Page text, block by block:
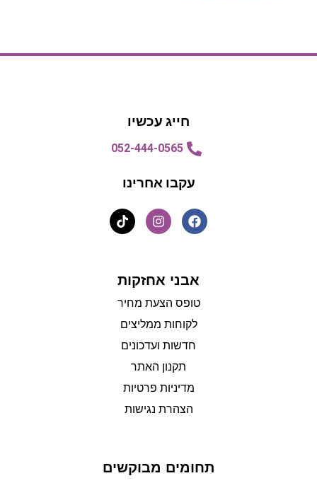
חייג עכשיו
052-444-0565
עקבו אחרינו
אבני אחזקות
טופס הצעת מחיר
לקוחות ממליצים
חדשות ועדכונים
תקנון האתר
מדיניות פרטיות
הצהרת נגישות
תחומים מבוקשים